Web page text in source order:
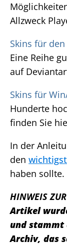
Allzweck
Skins für
Eine Reihe
auf
Skins für
Hunderte
finden Sie
In der
den
haben sollte.
HINWEIS
Artikel
und stammt
Archiv, das